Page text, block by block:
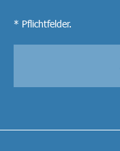
* Pflichtfelder.